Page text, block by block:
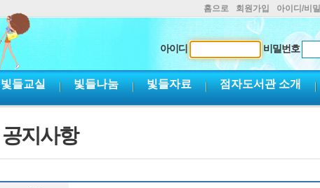
홈으로 회원가입 아이디/비
아이디 비밀번호
빛들교실 빛들나눔 빛들자료 점자도서관 소개
공지사항